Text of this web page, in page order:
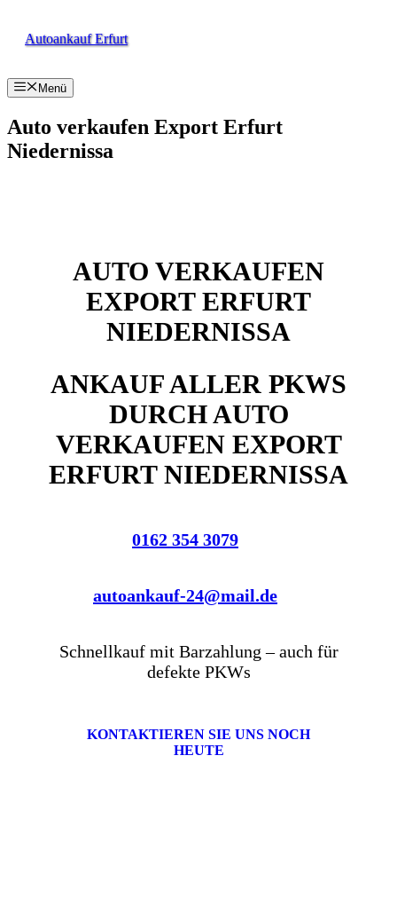
InhaltAutoankauf Erfurt
Menü
Auto verkaufen Export Erfurt
Niedernissa
AUTO VERKAUFEN
EXPORT ERFURT
NIEDERNISSA
ANKAUF ALLER PKWS
DURCH AUTO
VERKAUFEN EXPORT
ERFURT NIEDERNISSA
0162 354 3079
autoankauf-24@mail.de
Schnellkauf mit Barzahlung – auch für
defekte PKWs
KONTAKTIEREN SIE UNS NOCH
HEUTE